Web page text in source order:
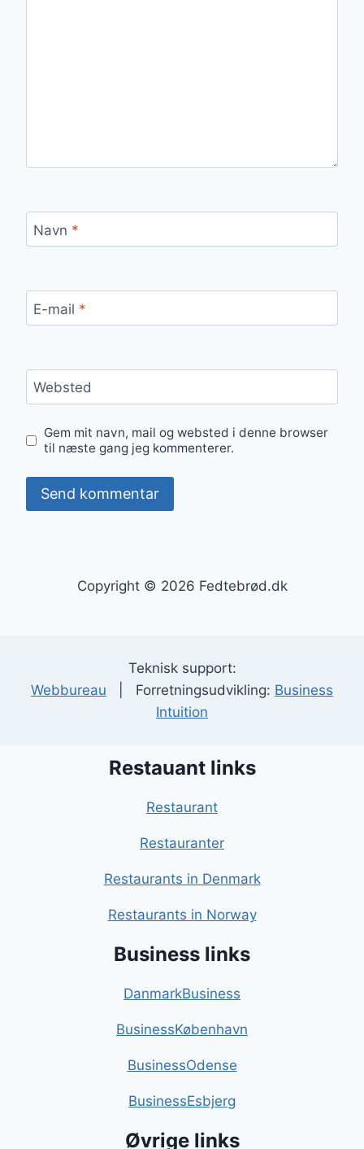
Navn *
E-mail *
Websted
Gem mit navn, mail og websted i denne browser
til næste gang jeg kommenterer.
Copyright © 2026 Fedtebrød.dk
Teknisk support:
Webbureau | Forretningsudvikling: Business
Intuition
Restauant links
Restaurant
Restauranter
Restaurants in Denmark
Restaurants in Norway
Business links
DanmarkBusiness
BusinessKøbenhavn
BusinessOdense
BusinessEsbjerg
Øvrige links